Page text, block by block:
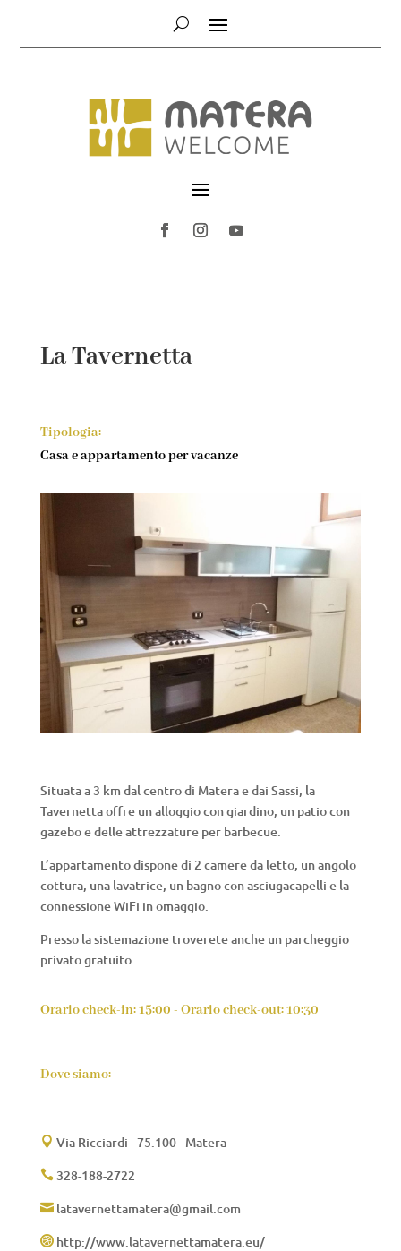
La Tavernetta
Tipologia:
Casa e appartamento per vacanze
Situata a 3 km dal centro di Matera e dai Sassi, la
Tavernetta offre un alloggio con giardino, un patio con
gazebo e delle attrezzature per barbecue.
L’appartamento dispone di 2 camere da letto, un angolo
cottura, una lavatrice, un bagno con asciugacapelli e la
connessione WiFi in omaggio.
Presso la sistemazione troverete anche un parcheggio
privato gratuito.
Orario check-in: 15:00 - Orario check-out: 10:30
Dove siamo:
 Via Ricciardi - 75.100 - Matera
328-188-2722
latavernettamatera@gmail.com
http://www.latavernettamatera.eu/